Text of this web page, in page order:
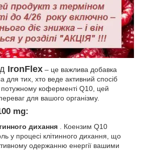
IronFlex – це важлива добавка
для тих, хто веде активний спосіб
коферменті Q10, цей
для вашого організму.
mg:
дихання . Коензим Q10
у процесі клітинного дихання, що
одержанню енергії вашими